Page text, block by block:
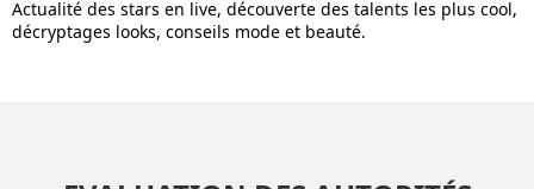
Actualité des stars en live, découverte des talents les plus cool,
décryptages looks, conseils mode et beauté.